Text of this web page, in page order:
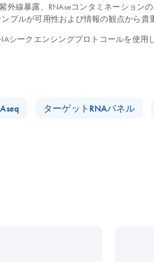
外線暴露、RNAseコンタミネーション
プルが可用性および情報の観点から貴
ークエンシングプロトコールを使用
ターゲットRNAパネル